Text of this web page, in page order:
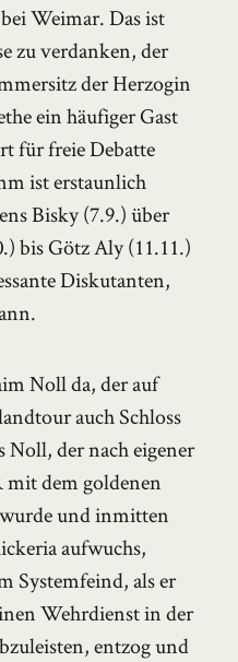
Weimar. Das ist
zu verdanken, der
der Herzogin
ein häufiger Gast
für freie Debatte
ist erstaunlich
Bisky (7.9.) über
bis Götz Aly (11.11.)
Diskutanten,
Noll da, der auf
auch Schloss
Noll, der nach eigener
mit dem goldenen
und inmitten
aufwuchs,
Systemfeind, als er
Wehrdienst in der
entzog und